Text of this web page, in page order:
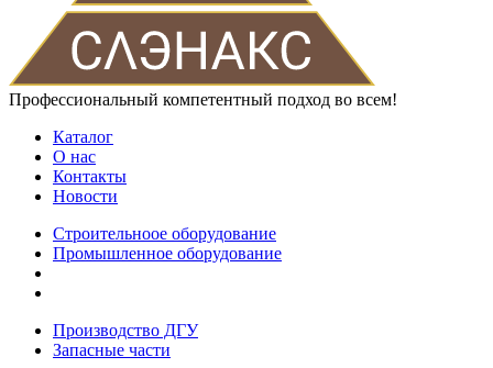
Профессиональный компетентный подход во всем!
Каталог
О нас
Контакты
Новости
Строительноое оборудование
Промышленное оборудование
Производство ДГУ
Запасные части